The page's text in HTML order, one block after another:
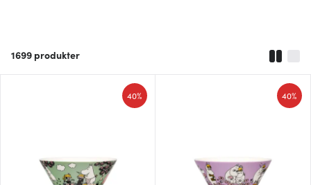
1699 produkter
40% 40%